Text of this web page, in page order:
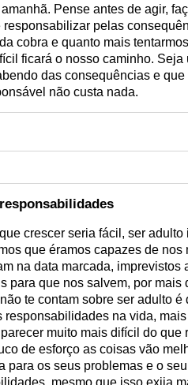
Pense antes de agir,
responsabilizar pelas
cobra e quanto mais
ficará o nosso caminho.
das consequências e
não custa nada.
crescer seria fácil, ser
que éramos capazes de nos
na data marcada, imprevistos
para que nos salvem, por
te contam sobre ser adulto
responsabilidades na vida,
muito mais difícil do que
de esforço as coisas vão
para os seus problemas e o
mesmo que isso exija